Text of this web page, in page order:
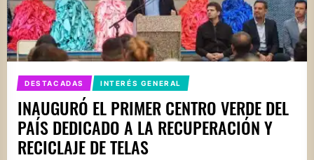
DESTACADAS INTERÉS GENERAL
INAUGURÓ EL PRIMER CENTRO VERDE DEL
PAÍS DEDICADO A LA RECUPERACIÓN Y
RECICLAJE DE TELAS